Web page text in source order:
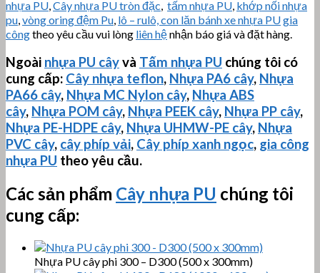
nhựa PU Cây nhựa PU tròn đặc tấm nhựa PU khớp nối nhựa
pu vòng oring đệm Pu lô – rulô, con lăn bánh xe nhựa PUgia
côngtheo yêu cầu vui lòng liên hệnhận báo giá và đặt hàng.
Ngoài nhựa PU câyvà Tấm nhựa PU chúng tôi có
cung cấp: Cây nhựa teflon, Nhựa PA6 cây, Nhựa
PA66 cây, Nhựa MC Nylon cây, Nhựa ABS
cây, Nhựa POM cây, Nhựa PEEK cây, Nhựa PP cây,
Nhựa PE-HDPE cây, Nhựa UHMW-PE cây, Nhựa
PVC cây, cây phíp vải, Cây phíp xanh ngọc, gia công
nhựa PU theo yêu cầu.
Các sản phẩm Cây nhựa PU chúng tôi
cung cấp:
Nhựa PU cây phi 300 – D300 (500 x 300mm)